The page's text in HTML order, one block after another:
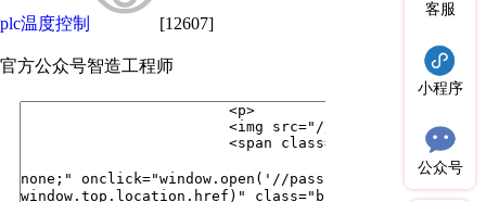
plc温度控制 [12607]
官方公众号智造工程师
客服
小程序
公众号